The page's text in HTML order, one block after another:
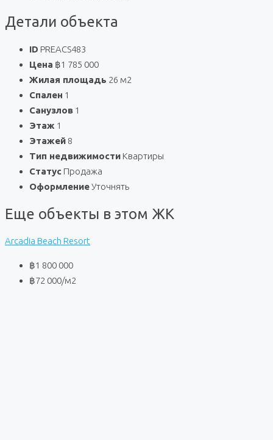
Детали объекта
ID PREACS483
Цена ฿1 785 000
Жилая площадь 26 м2
Спален 1
Санузлов 1
Этаж 1
Этажей 8
Тип недвижимости Квартиры
Статус Продажа
ОформлениеУточнять
Еще объекты в этом ЖК
Arcadia Beach Resort
฿1 800 000
฿72 000/м2